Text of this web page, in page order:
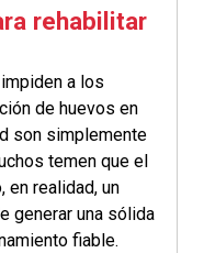
rehabilitar
a los
de huevos en
son simplemente
temen que el
en realidad, un
generar una sólida
fiable.